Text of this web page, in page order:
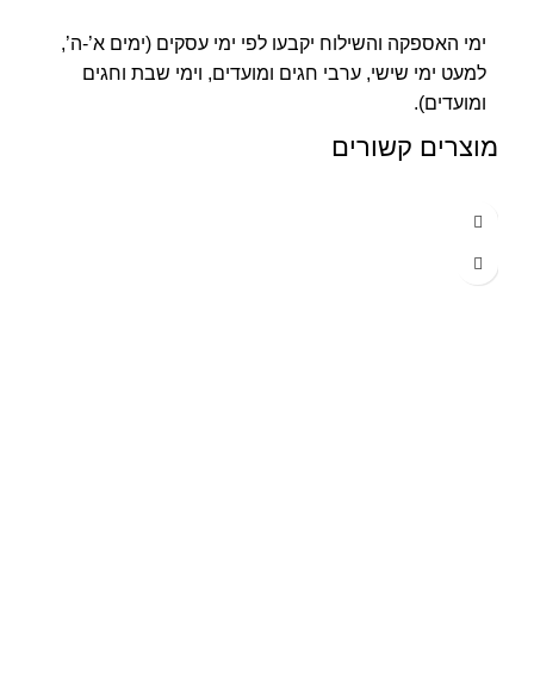
ימי האספקה והשילוח יקבעו לפי ימי עסקים (ימים א’-ה’,
למעט ימי שישי, ערבי חגים ומועדים, וימי שבת וחגים
ומועדים).
מוצרים קשורים